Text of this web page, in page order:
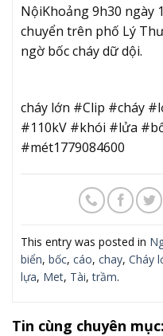
NộiKhoảng 9h30 ngày
chuyển trên phố Lý
ngờ bốc cháy dữ dội.
cháy lớn #Clip #cháy
#110kV #khói #lửa
#mét1779084600
This entry was posted in
biển, bốc, cáo, chay, Cháy
lựa, Met, Tài,trầm.
Tin cùng chuyên mục: